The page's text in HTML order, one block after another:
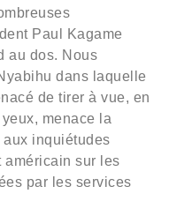
Paul Kagame
au dos. Nous
dans laquelle
de tirer à vue, en
menace la
inquiétudes
américain sur les
par les services